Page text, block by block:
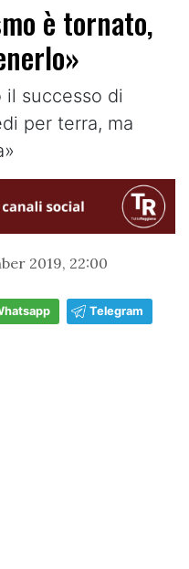
è tornato,
il successo di
per terra, ma
2019, 22:00
Telegram